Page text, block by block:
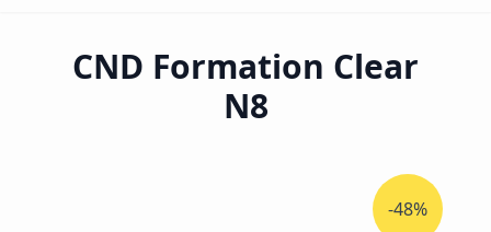
CND Formation Clear
N8
-48%